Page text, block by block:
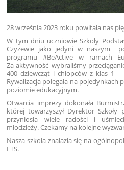
28 września 2023 roku powitała nas
W tym dniu uczniowie Szkoły
Czyżewie jako jedyni w naszym
programu #BeActive w ramach
Za aktywność wybraliśmy
400 dziewcząt i chłopców z klas 1
Rywalizacja polegała na
poziomie edukacyjnym.
Otwarcia imprezy dokonała
której towarzyszył Dyrektor Szkoły
przyniosła wiele radości i
młodzieży. Czekamy na kolejne
Nasza szkoła znalazła się na
ETS.